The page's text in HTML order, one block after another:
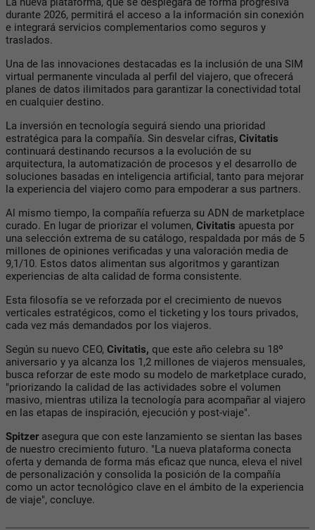
durante 2026, permitirá el acceso a la información sin conexión
e integrará servicios complementarios como seguros y
traslados.
Una de las innovaciones destacadas es la inclusión de una SIM
virtual permanente vinculada al perfil del viajero, que ofrecerá
planes de datos ilimitados para garantizar la conectividad total
en cualquier destino.
La inversión en tecnología seguirá siendo una prioridad
estratégica para la compañía. Sin desvelar cifras, Civitatis
continuará destinando recursos a la evolución de su
arquitectura, la automatización de procesos y el desarrollo de
soluciones basadas en inteligencia artificial, tanto para mejorar
la experiencia del viajero como para empoderar a sus partners.
Al mismo tiempo, la compañía refuerza su ADN de marketplace
curado. En lugar de priorizar el volumen, Civitatis apuesta por
una selección extrema de su catálogo, respaldada por más de 5
millones de opiniones verificadas y una valoración media de
9,1/10. Estos datos alimentan sus algoritmos y garantizan
experiencias de alta calidad de forma consistente.
Esta filosofía se ve reforzada por el crecimiento de nuevos
verticales estratégicos, como el ticketing y los tours privados,
cada vez más demandados por los viajeros.
Según su nuevo CEO, Civitatis, que este año celebra su 18º
aniversario y ya alcanza los 1,2 millones de viajeros mensuales,
busca reforzar de este modo su modelo de marketplace curado,
"priorizando la calidad de las actividades sobre el volumen
masivo, mientras utiliza la tecnología para acompañar al viajero
en las etapas de inspiración, ejecución y post-viaje".
Spitzerasegura que con este lanzamiento se sientan las bases
de nuestro crecimiento futuro. "La nueva plataforma conecta
oferta y demanda de forma más eficaz que nunca, eleva el nivel
de personalización y consolida la posición de la compañía
como un actor tecnológico clave en el ámbito de la experiencia
de viaje", concluye.